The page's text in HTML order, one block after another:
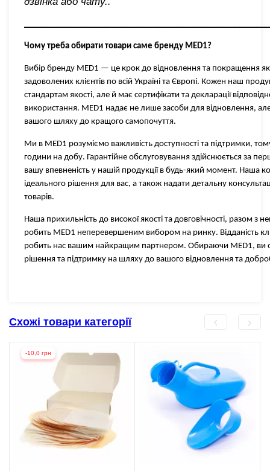
Чому треба обирати товари саме бренду MED1?
Вибір бренду MED1 — це крок до відновлення та покращення
задоволених клієнтів по всій Україні та Європі. Кожен наш
стандартам якості, але й має сертифікати та декларації
використання. MED1 надає не лише засоби для відновлення,
вашого шляху до кращого самопочуття.
Ми в MED1 розуміємо важливість доступності та підтримки,
години на добу. Гарантійне обслуговування здійснюється за
вашу впевненість у нашій продукції в будь-який момент. Наша
ідеального рішення для вас, а також надати детальну
товарів.
Наша прихильність до високої якості та довговічності, разом
робить MED1 неперевершеним вибором на ринку. Відданість
робить нас вашим найкращим партнером. Обираючи MED1, ви
рішення та підтримку на шляху до вашого відновлення та
Схожі товари категорії
-10,0 грн